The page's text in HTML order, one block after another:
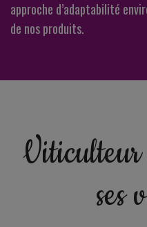
approche d’adaptabilité
de nos produits.
ses